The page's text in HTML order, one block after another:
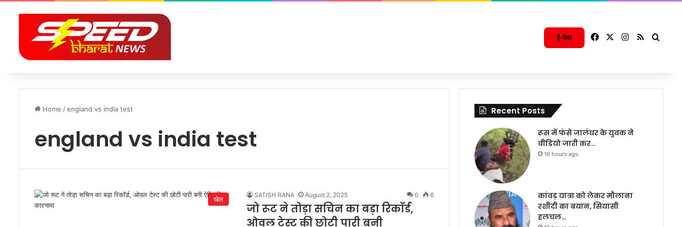
ई-पेपर FacebookInstagram
RSS
Home /england vs india test
england vs india test
खेल
SATISH RANA August 2, 2025 0 6
जो रूट ने तोड़ा सचिन का बड़ा रिकॉर्ड,
ओवल टेस्ट की छोटी पारी बनी
Recent Posts
रूस में फंसे जालंधर के युवक ने
वीडियो जारी कर…
16 hours ago
कांवड़ यात्रा को लेकर मौलाना
रशीदी का बयान, सियासी
हलचल…